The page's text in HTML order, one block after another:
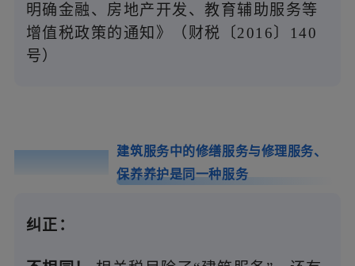
明确金融、房地产开发、教育辅助服务等
增值税政策的通知》（财税〔2016〕140
号）
建筑服务中的修缮服务与修理服务、
保养养护是同一种服务
纠正：